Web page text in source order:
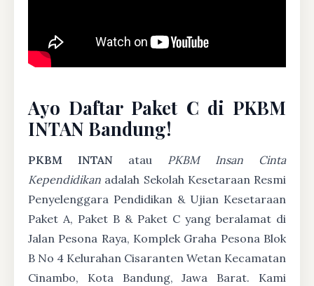
Ayo Daftar Paket C di PKBM
INTAN Bandung!
PKBM INTAN atau PKBM Insan Cinta
Kependidikan adalah Sekolah Kesetaraan Resmi
Penyelenggara Pendidikan & Ujian Kesetaraan
Paket A, Paket B & Paket C yang beralamat di
Jalan Pesona Raya, Komplek Graha Pesona Blok
B No 4 Kelurahan Cisaranten Wetan Kecamatan
Cinambo, Kota Bandung, Jawa Barat. Kami